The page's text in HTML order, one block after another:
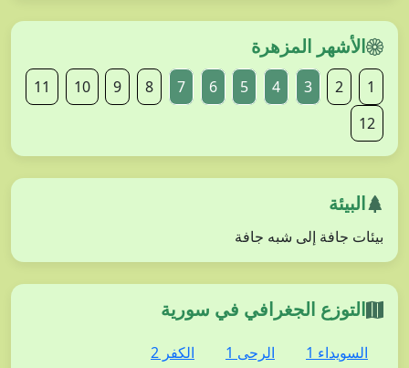
الأشهر المزهرة
1
2
3
4
5
6
7
8
9
10
11
12
البيئة
بيئات جافة إلى شبه جافة
التوزع الجغرافي في سورية
السويداء 1 الرحى 1 الكفر 2